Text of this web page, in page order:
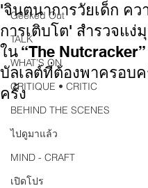
Geeked Out
TALK
WHAT’S ON
CRITIQUE • CRITIC
BEHIND THE SCENES
ไปดูมาแล้ว
MIND - CRAFT
เปิดโปร
'จินตนาการวัยเด็ก คว
การเติบโต' สำรวจแง่
ใน “The
บัลเลต์ที่ต้องพาครอบ
ครั้ง